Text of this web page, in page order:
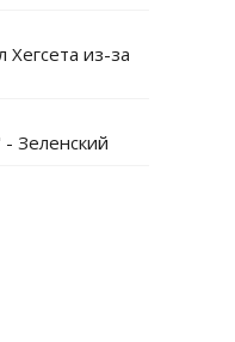
Хегсета из-за
Зеленский